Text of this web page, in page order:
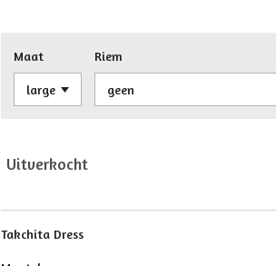
Maat Riem
Uitverkocht
Takchita Dress